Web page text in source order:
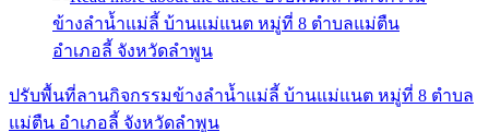
ปรับพื้นที่ลานกิจกรรมข้างลำน้ำแม่ลี้ บ้านแม่แนต หมู่ที่ 8 ตำบล
แม่ตืน อำเภอลี้ จังหวัดลำพูน